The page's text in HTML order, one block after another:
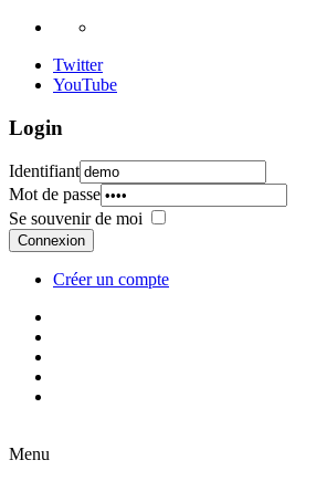
Twitter
YouTube
Login
Identifiant
Mot de passe
Se souvenir de moi
Connexion
Créer un compte
Menu